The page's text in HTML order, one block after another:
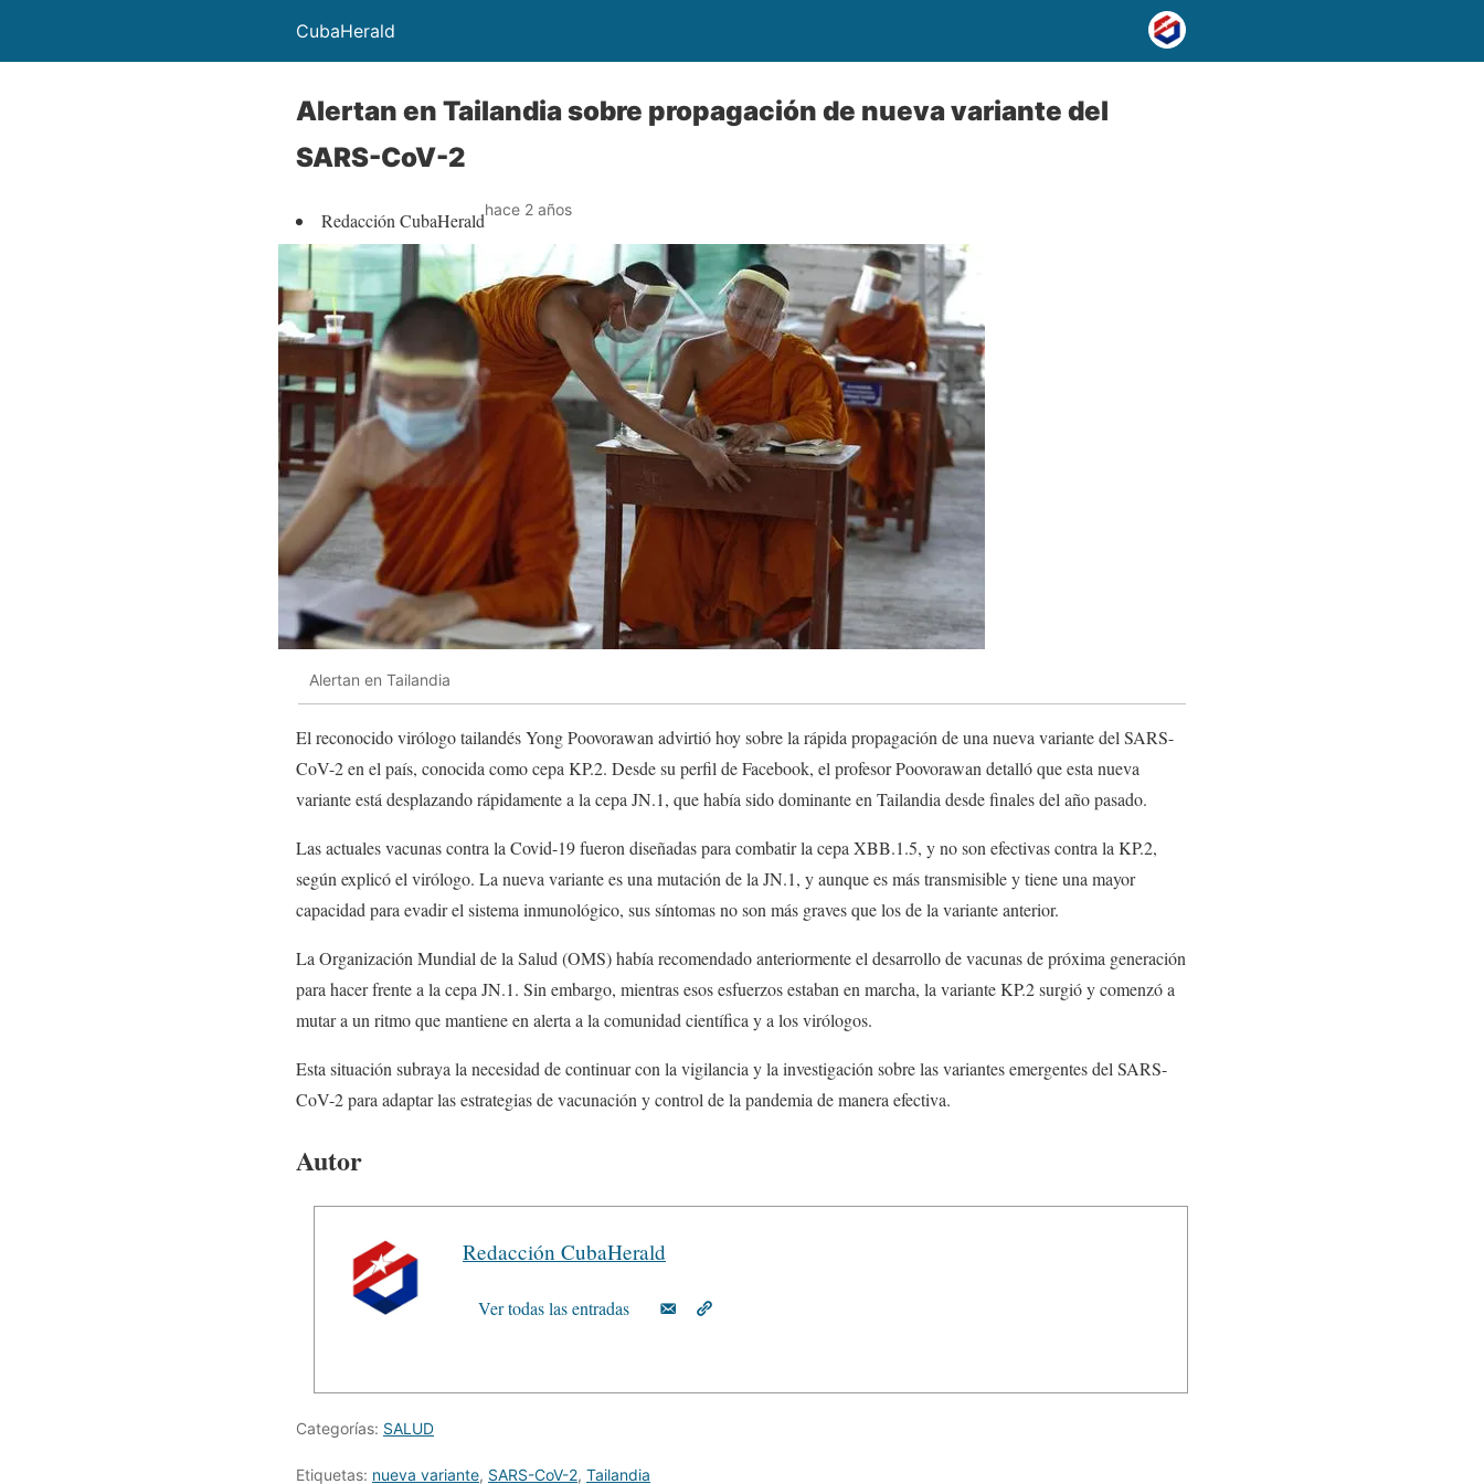
CubaHerald
Alertan en Tailandia sobre propagación de nueva variante del
SARS-CoV-2
Redacción CubaHeraldhace 2 años
Alertan en Tailandia
El reconocido virólogo tailandés Yong Poovorawan advirtió hoy sobre la rápida propagación de una nueva variante del SARS-
CoV-2 en el país, conocida como cepa KP.2. Desde su perfil de Facebook, el profesor Poovorawan detalló que esta nueva
variante está desplazando rápidamente a la cepa JN.1, que había sido dominante en Tailandia desde finales del año pasado.
Las actuales vacunas contra la Covid-19 fueron diseñadas para combatir la cepa XBB.1.5, y no son efectivas contra la KP.2,
según explicó el virólogo. La nueva variante es una mutación de la JN.1, y aunque es más transmisible y tiene una mayor
capacidad para evadir el sistema inmunológico, sus síntomas no son más graves que los de la variante anterior.
La Organización Mundial de la Salud (OMS) había recomendado anteriormente el desarrollo de vacunas de próxima generación
para hacer frente a la cepa JN.1. Sin embargo, mientras esos esfuerzos estaban en marcha, la variante KP.2 surgió y comenzó a
mutar a un ritmo que mantiene en alerta a la comunidad científica y a los virólogos.
Esta situación subraya la necesidad de continuar con la vigilancia y la investigación sobre las variantes emergentes del SARS-
CoV-2 para adaptar las estrategias de vacunación y control de la pandemia de manera efectiva.
Autor
Redacción CubaHerald
Ver todas las entradas
Categorías: SALUD
Etiquetas: nueva variante, SARS-CoV-2, Tailandia